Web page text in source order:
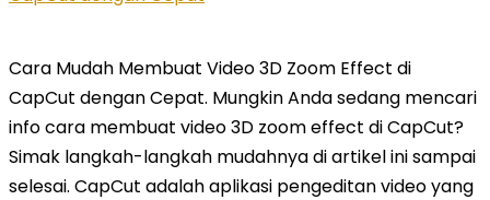
Cara Mudah Membuat Video 3D Zoom Effect di
CapCut dengan Cepat. Mungkin Anda sedang mencari
info cara membuat video 3D zoom effect di CapCut?
Simak langkah-langkah mudahnya di artikel ini sampai
selesai. CapCut adalah aplikasi pengeditan video yang